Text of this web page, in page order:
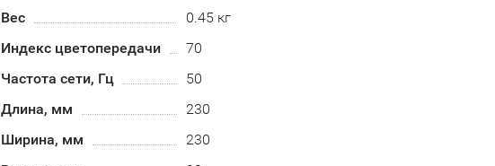
Вес
0.45 кг
Индекс цветопередачи
70
Частота сети, Гц
50
Длина, мм
230
Ширина, мм
230